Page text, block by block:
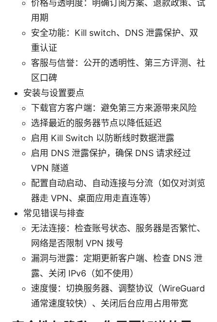
价格与透明度：明确订阅方案、退款政策、试
用期
安全功能：Kill switch、DNS 泄露保护、双
重认证
客服与信誉：公开的透明性、第三方评测、社
区口碑
安装与设置要点
下载官方客户端：避免第三方来源带来风险
选择最近的服务器节点以降低延迟
启用 Kill Switch 以防断线时数据泄露
启用 DNS 泄露保护，确保 DNS 请求经过
VPN 隧道
配置自动启动、自动连接与分流（如仅对浏览
器走 VPN、桌面应用走直连等）
常见错误与排查
无法连接：检查账号状态、服务器是否繁忙、
网络是否限制 VPN 拨号
漏洞与泄露：定期更新客户端、检查 DNS 泄
露、关闭 IPv6（如不使用）
速度慢：切换服务器、调整协议（WireGuard
通常速度较快）、关闭后台应用占用带宽